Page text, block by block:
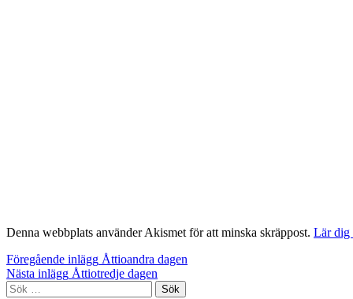
Denna webbplats använder Akismet för att minska skräppost. Lär dig
Inläggsnavigering
Föregående inlägg Åttioandra dagen
Nästa inlägg Åttiotredje dagen
Sök